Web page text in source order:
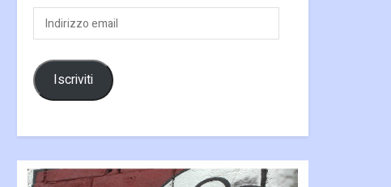
Indirizzo
email
Iscriviti